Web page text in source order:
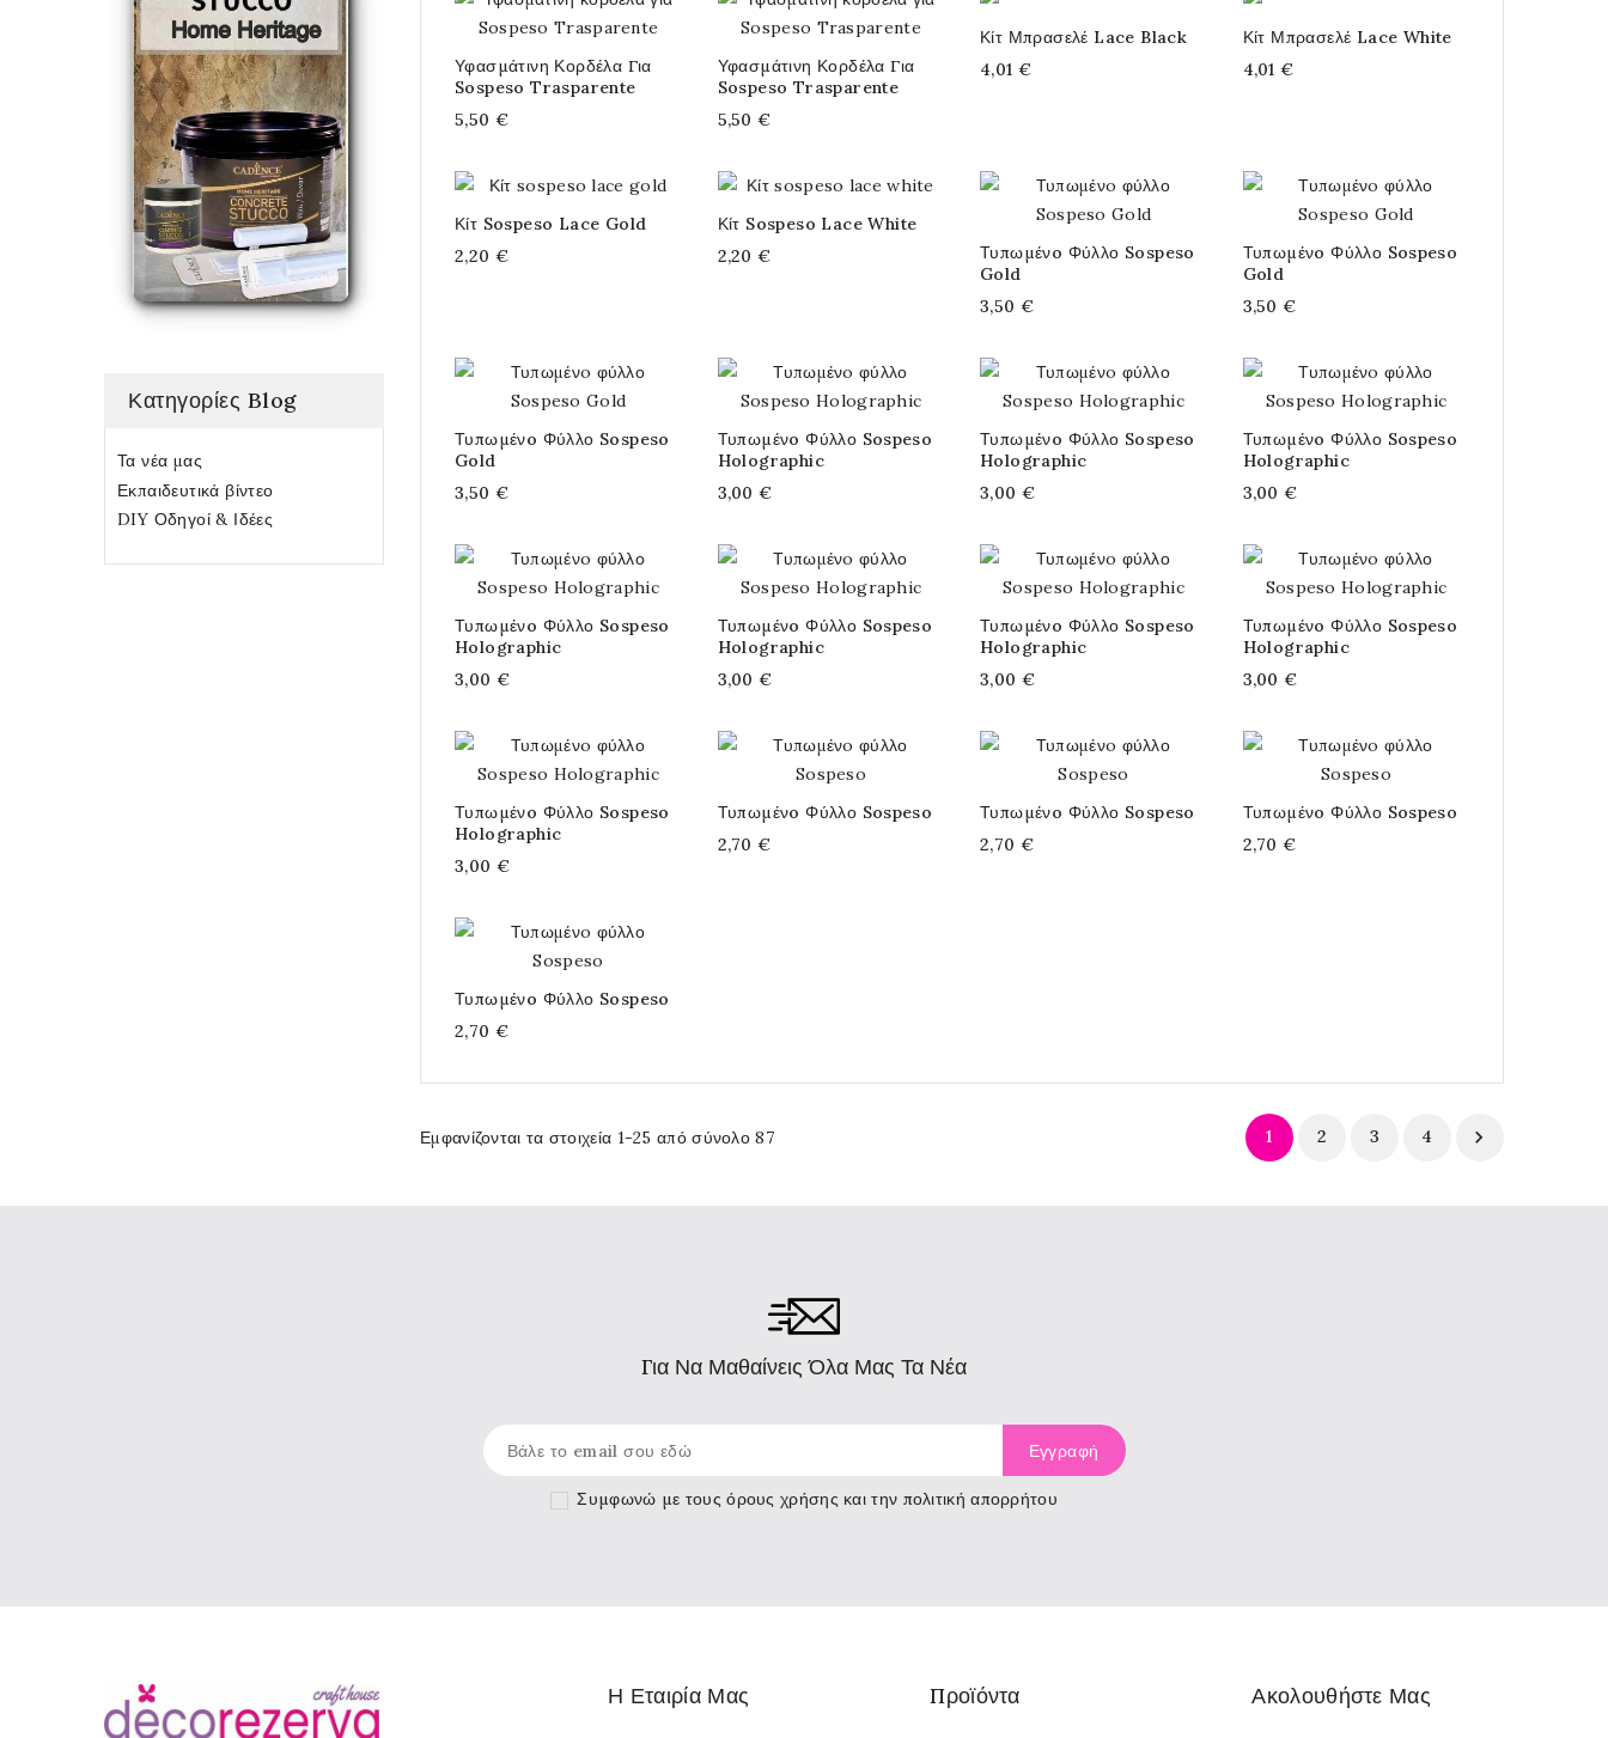
Κατηγορίες Blog
Τα νέα μας
Εκπαιδευτικά βίντεο
DIY Οδηγοί & Ιδέες
Υφασμάτινη Κορδέλα Για
Sospeso Trasparente
5,50 €
Υφασμάτινη Κορδέλα Για
Sospeso Trasparente
5,50 €
Κίτ Μπρασελέ Lace Black
4,01 €
Κίτ Μπρασελέ Lace White
4,01 €
Κίτ Sospeso Lace Gold
2,20 €
Κίτ Sospeso Lace White
2,20 €
Τυπωμένo Φύλλο Sospeso
Gold
3,50 €
Τυπωμένo Φύλλο Sospeso
Gold
3,50 €
Τυπωμένo Φύλλο Sospeso
Gold
3,50 €
Τυπωμένo Φύλλο Sospeso
Holographic
3,00 €
Τυπωμένo Φύλλο Sospeso
Holographic
3,00 €
Τυπωμένo Φύλλο Sospeso
Holographic
3,00 €
Τυπωμένo Φύλλο Sospeso
Holographic
3,00 €
Τυπωμένo Φύλλο Sospeso
Holographic
3,00 €
Τυπωμένo Φύλλο Sospeso
Holographic
3,00 €
Τυπωμένo Φύλλο Sospeso
Holographic
3,00 €
Τυπωμένo Φύλλο Sospeso
Holographic
3,00 €
Τυπωμένo Φύλλο Sospeso
2,70 €
Τυπωμένo Φύλλο Sospeso
2,70 €
Τυπωμένo Φύλλο Sospeso
2,70 €
Τυπωμένo Φύλλο Sospeso
2,70 €
Εμφανίζονται τα στοιχεία 1-25 από σύνολο 87 1 2 3 4 
Για Να Μαθαίνεις Όλα Μας Τα Νέα
Συμφωνώ με τουςόρους χρήσης και την πολιτική απορρήτου
Ακολουθήστε Μας
Προϊόντα
Η Εταιρία Μας